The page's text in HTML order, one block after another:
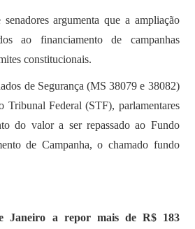
argumenta que a ampliação
ao financiamento de campanhas
constitucionais.
de Segurança (MS 38079 e 38082)
Tribunal Federal (STF), parlamentares
do valor a ser repassado ao Fundo
de Campanha, o chamado fundo
Janeiro a repor mais de R$ 183